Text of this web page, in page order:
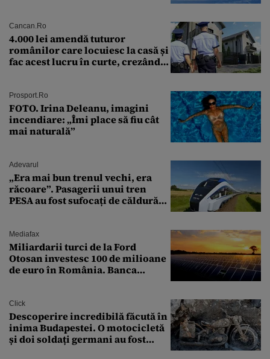
Cancan.ro
4.000 lei amendă tuturor
românilor care locuiesc la casă și
fac acest lucru în curte, crezând
Prosport.ro
FOTO. Irina Deleanu, imagini
incendiare: „Îmi place să fiu cât
mai naturală”
Adevarul
„Era mai bun trenul vechi, era
răcoare”. Pasagerii unui tren
PESA au fost sufocați de căldură
Mediafax
Miliardarii turci de la Ford
Otosan investesc 100 de milioane
de euro în România. Banca
Click
Descoperire incredibilă făcută în
inima Budapestei. O motocicletă
și doi soldați germani au fost